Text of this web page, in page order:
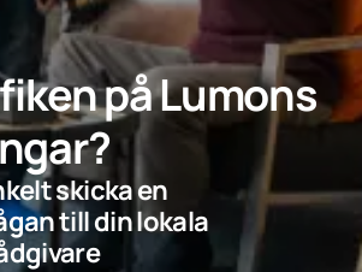
på Lumons
skicka en
till din lokala